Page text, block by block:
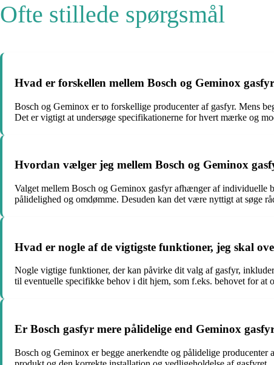
Ofte stillede spørgsmål
Hvad er forskellen mellem Bosch og Geminox
Bosch og Geminox er to forskellige producenter af gasfyr. Mens
Det er vigtigt at undersøge specifikationerne for hvert mærke og
Hvordan vælger jeg mellem Bosch og Geminox
Valget mellem Bosch og Geminox gasfyr afhænger af individuelle
pålidelighed og omdømme. Desuden kan det være nyttigt at søge
Hvad er nogle af de vigtigste funktioner, jeg skal
Nogle vigtige funktioner, der kan påvirke dit valg af gasfyr,
til eventuelle specifikke behov i dit hjem, som f.eks. behovet for at
Er Bosch gasfyr mere pålidelige end Geminox
Bosch og Geminox er begge anerkendte og pålidelige